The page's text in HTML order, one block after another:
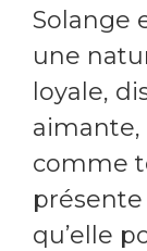
Solange
une
loyale,
aimante,
comme
présente
qu’elle